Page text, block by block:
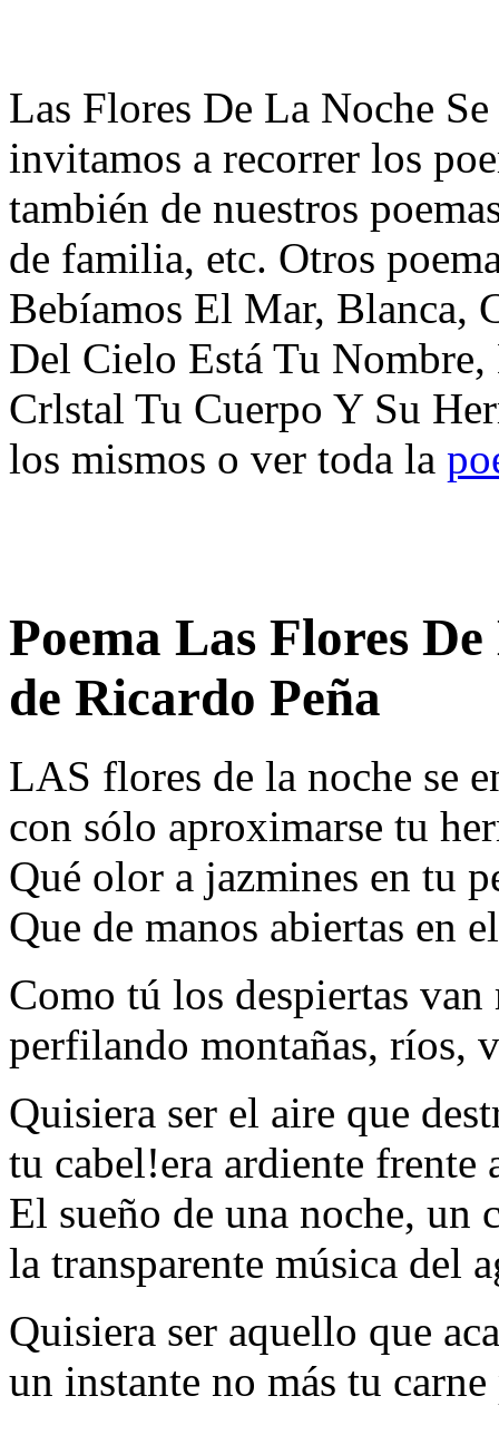
Las Flores De La Noche
invitamos a recorrer los
también de nuestros
de familia, etc. Otros
Bebíamos El Mar, Blanca,
Del Cielo Está Tu
Crlstal Tu Cuerpo Y Su
los mismos o ver toda la
Poema Las Flores
de Ricardo Peña
LAS flores de la noche se
con sólo aproximarse tu
Qué olor a jazmines en tu
Que de manos abiertas en
Como tú los despiertas van
perfilando montañas, ríos,
Quisiera ser el aire que
tu cabel!era ardiente frente
El sueño de una noche, un
la transparente música del
Quisiera ser aquello que
un instante no más tu